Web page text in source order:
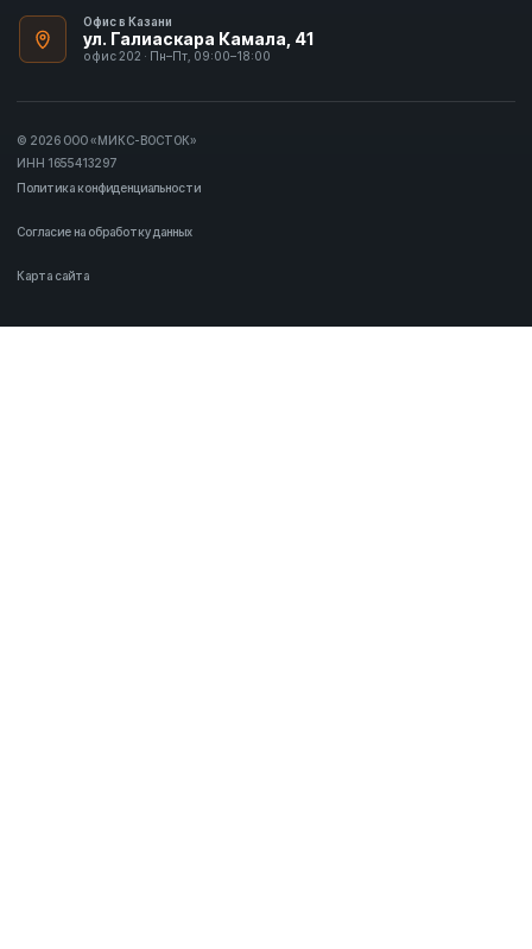
Офис в Казани
ул. Галиаскара Камала, 41
офис 202 · Пн–Пт, 09:00–18:00
© 2026 ООО «МИКС-ВОСТОК»
ИНН 1655413297
Политика конфиденциальности
Согласие на обработку данных
Карта сайта